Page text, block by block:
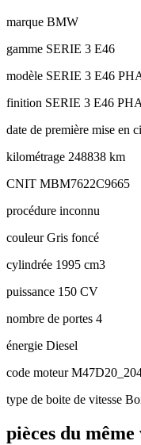
marque BMW
gamme SERIE 3 E46
modèle SERIE 3 E46
finition SERIE 3 E46
date de première mise en
kilométrage 248838 km
CNIT MBM7622C9665
procédure inconnu
couleurGris foncé
cylindrée 1995 cm3
puissance 150 CV
nombre de portes 4
énergie Diesel
code moteur
type de boite de vitesse
pièces du